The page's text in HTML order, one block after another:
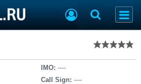
IMO: ----
Call Sign: ----